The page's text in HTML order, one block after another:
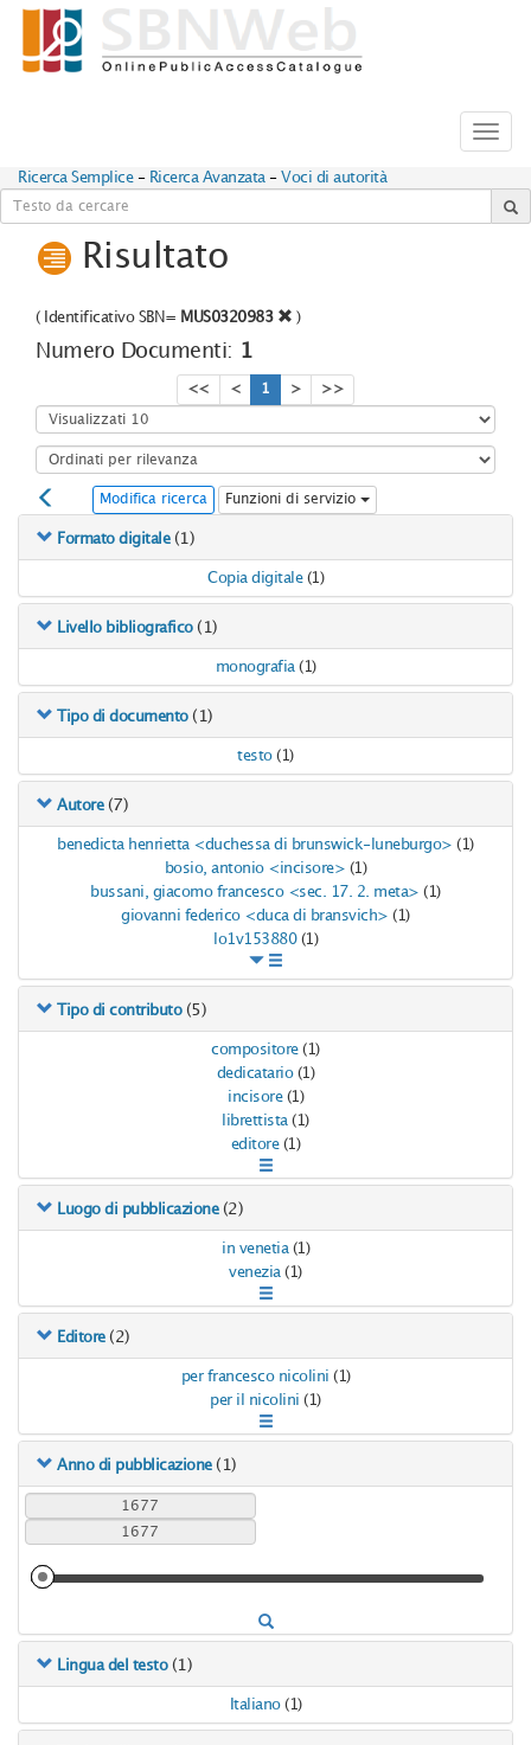
Ricerca Semplice - Ricerca Avanzata - Voci di autorità
Risultato
( Identificativo SBN= MUS0320983 )
Numero Documenti: 1
<< < 1 > >>
Modifica ricerca Funzioni di servizio
Formato digitale (1)
Copia digitale (1)
Livello bibliografico (1)
monografia (1)
Tipo di documento (1)
testo (1)
Autore (7)
benedicta henrietta <duchessa di brunswick-luneburgo> (1)
bosio, antonio <incisore> (1)
bussani, giacomo francesco <sec. 17. 2. meta> (1)
giovanni federico <duca di bransvich> (1)
lo1v153880 (1)
Tipo di contributo (5)
compositore (1)
dedicatario (1)
incisore (1)
librettista (1)
editore (1)
Luogo di pubblicazione (2)
in venetia (1)
venezia (1)
Editore (2)
per francesco nicolini (1)
per il nicolini (1)
Anno di pubblicazione (1)
Lingua del testo (1)
Italiano (1)